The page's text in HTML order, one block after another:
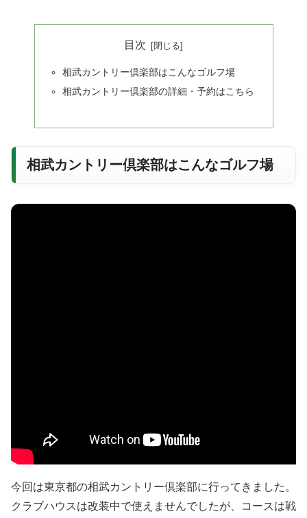
目次
相武カントリー倶楽部はこんなゴルフ場
相武カントリー倶楽部の詳細・予約はこちら
相武カントリー倶楽部はこんなゴルフ場
今回は東京都の相武カントリー倶楽部に行ってきました。
クラブハウスは改装中で使えませんでしたが、コースは戦